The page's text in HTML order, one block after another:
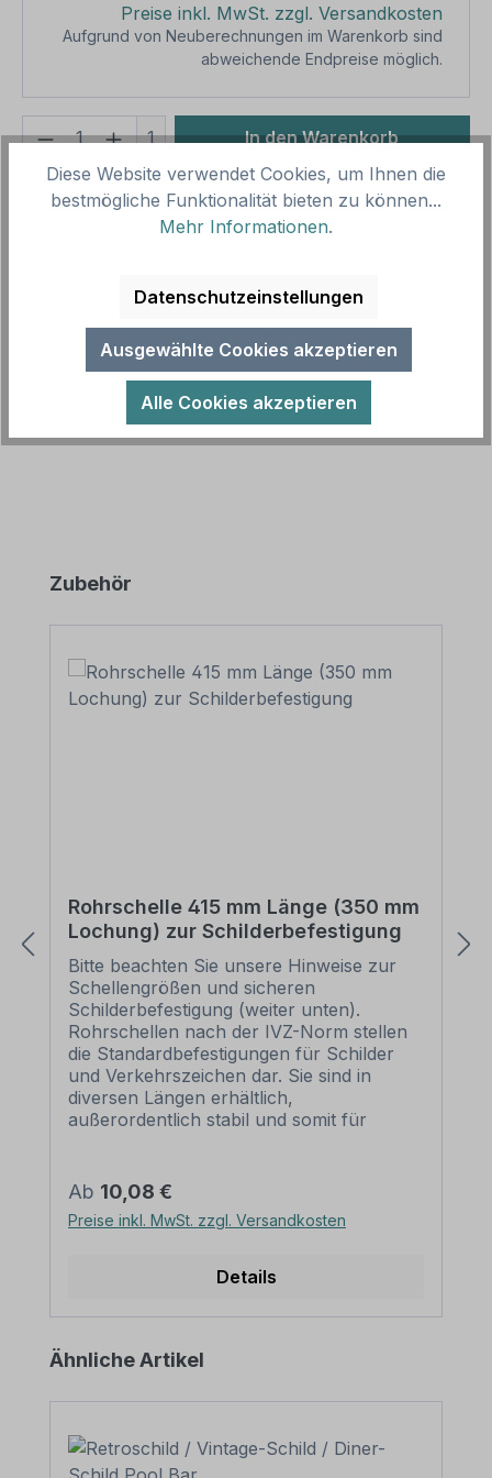
Preise inkl. MwSt. zzgl. Versandkosten
Aufgrund von Neuberechnungen im Warenkorb sind
abweichende Endpreise möglich.
Produkt Anzahl: Gib den gewünschten
1 In den Warenkorb
Produktnummer:SH15909.1
Vorlagenummer: SK-K-19
Beschreibung
Schwimmbadregeln – Hinweise und
Verhaltensregeln im Schwimmbad und an Pools als
Kombinationsschild mit Zusatztexten. Kombina…
Produktgalerie überspringen
Zubehör
Rohrschelle 415 mm Länge (350 mm
Lochung) zur Schilderbefestigung
Bitte beachten Sie unsere Hinweise zur
Schellengrößen und sicheren
Schilderbefestigung (weiter unten).
Rohrschellen nach der IVZ-Norm stellen
die Standardbefestigungen für Schilder
und Verkehrszeichen dar. Sie sind in
diversen Längen erhältlich,
außerordentlich stabil und somit für
eine sichere Befestigung von Schildern mit
einer Höhe über 200 mm werden zwei
Rohrschellen benötigt. Merkmale dieser
Norm: nach IVZ Material: Stahl,
Verschrauben Schellenlänge: ca. 415
Schilderbefestigung: Lochabstand 350
Rohrschelle, 2 Schrauben und 2 Muttern
beachten Sie: Für eine sichere Befestigung
von Schildern mit einer Höhe über 200
Regulärer Preis:
Ab 10,08 €
Preise inkl. MwSt. zzgl. Versandkosten
Details
Produktgalerie überspringen
Ähnliche Artikel
Diese Website verwendet Cookies, um Ihnen die
bestmögliche Funktionalität bieten zu können...
Mehr Informationen.
Datenschutzeinstellungen
Ausgewählte Cookies akzeptieren
Alle Cookies akzeptieren